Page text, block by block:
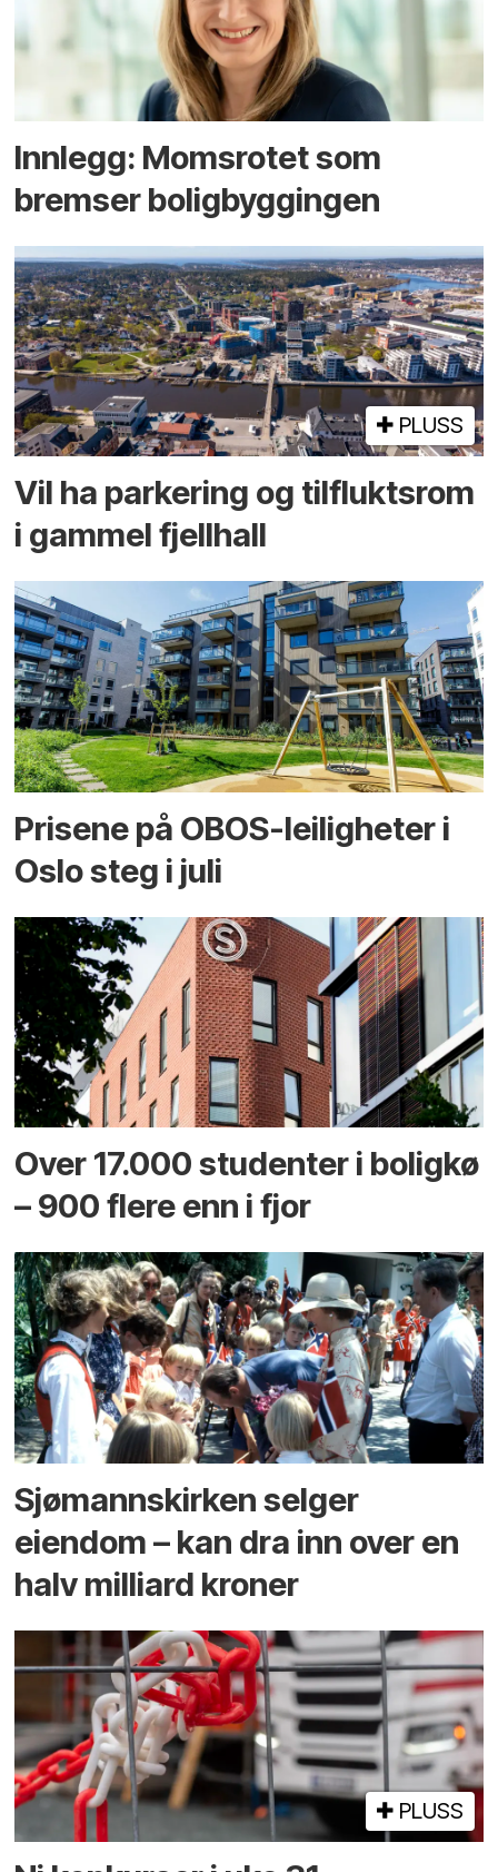
Innlegg: Moms­rotet som
bremser bolig­byggingen
PLUSS
Vil ha parkering og tilflukts­rom
i gammel fjellhall
Prisene på OBOS-leiligheter i
Oslo steg i juli
Over 17.000 studenter i boligkø
– 900 flere enn i fjor
Sjømannskirken selger
eiendom – kan dra inn over en
halv milliard kroner
PLUSS